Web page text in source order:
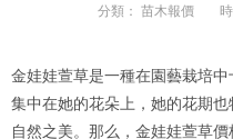
分類： 苗木報價
金娃娃萱草是一種在園藝栽培
集中在她的花朵上，她的花期
自然之美。那么，金娃娃萱草價